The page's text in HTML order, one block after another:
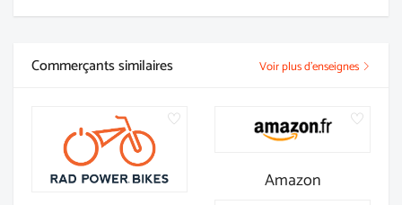
Commerçants similaires Voir plus d'enseignes
Amazon